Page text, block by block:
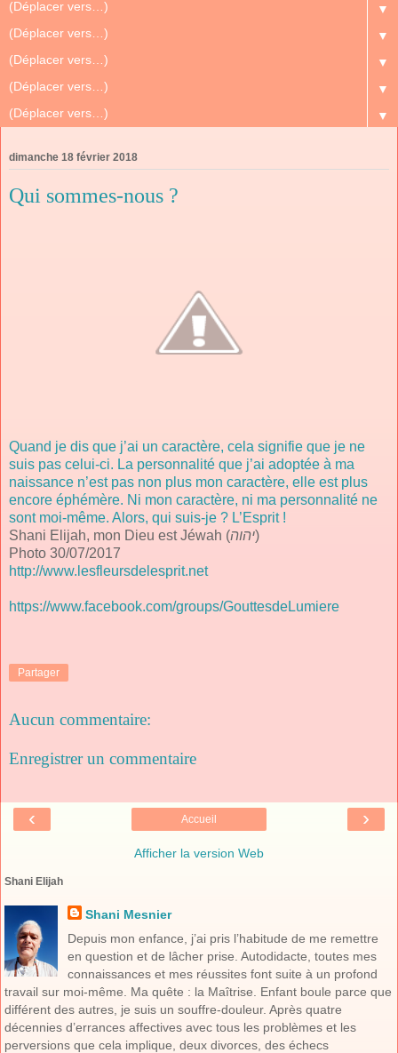
▼
▼
▼
▼
▼
dimanche 18 février 2018
Qui sommes-nous ?
Quand je dis que j’ai un caractère, cela signifie que je ne
suis pas celui-ci. La personnalité que j’ai adoptée à ma
naissance n’est pas non plus mon caractère, elle est plus
encore éphémère. Ni mon caractère, ni ma personnalité ne
sont moi-même. Alors, qui suis-je ? L’Esprit !
Shani Elijah, mon Dieu est Jéwah (יהוה)
Photo 30/07/2017
http://www.lesfleursdelesprit.net
https://www.facebook.com/groups/GouttesdeLumiere
Partager
Aucun commentaire:
Enregistrer un commentaire
‹ ›
Accueil
Afficher la version Web
Shani Elijah
Shani Mesnier
Depuis mon enfance, j’ai pris l’habitude de me remettre
en question et de lâcher prise. Autodidacte, toutes mes
connaissances et mes réussites font suite à un profond
travail sur moi-même. Ma quête : la Maîtrise. Enfant boule parce que
différent des autres, je suis un souffre-douleur. Après quatre
décennies d’errances affectives avec tous les problèmes et les
perversions que cela implique, deux divorces, des échecs